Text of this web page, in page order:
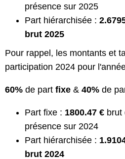
présence sur 2025
Part hiérarchisée :
brut 2025
Pour rappel, les montants et
participation 2024 pour
60% de part fixe & 40% de
Part fixe : 1800.47 € brut
présence sur 2024
Part hiérarchisée :
brut 2024